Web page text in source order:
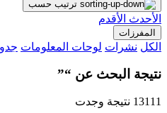
ترتيب حسب
الأحدث الأقدم
المفرزات
الكل نشرات لوحات المعلومات
نتيجة البحث عن “”
13111 نتيجة وجدت